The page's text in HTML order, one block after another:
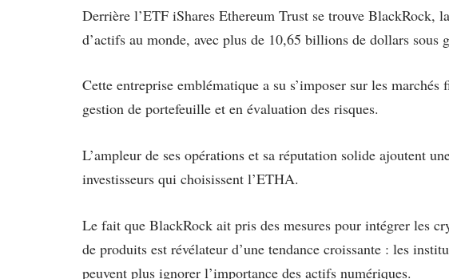
Derrière l’ETF iShares Ethereum Trust se trouve BlackRock,
d’actifs au monde, avec plus de 10,65 billions de dollars sous
Cette entreprise emblématique a su s’imposer sur les marchés
gestion de portefeuille et en évaluation des risques.
L’ampleur de ses opérations et sa réputation solide ajoutent
investisseurs qui choisissent l’ETHA.
Le fait que BlackRock ait pris des mesures pour intégrer les
de produits est révélateur d’une tendance croissante : les
peuvent plus ignorer l’importance des actifs numériques.